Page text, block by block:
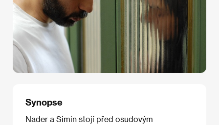
Synopse
Nader a Simin stojí před osudovým